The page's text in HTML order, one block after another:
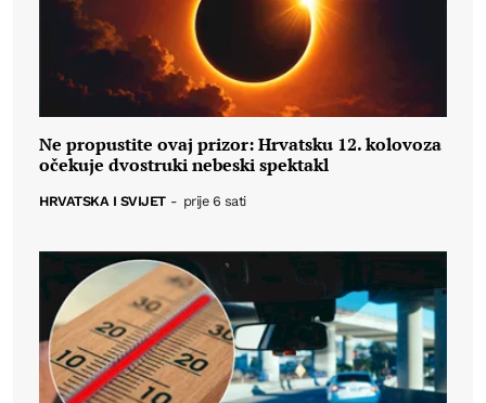
Ne propustite ovaj prizor: Hrvatsku 12. kolovoza
očekuje dvostruki nebeski spektakl
HRVATSKA I SVIJET - prije 6 sati